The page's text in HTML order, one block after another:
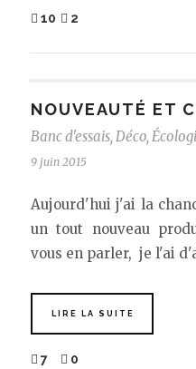
10 2
NOUVEAUTÉ ET
Banc d'essais, Déco,
9 juin 2015
Aujourd'hui j'ai la
un tout nouveau
vous en parler, je l'ai
LIRE LA SUITE
7 0